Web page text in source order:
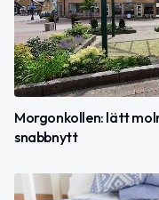
Morgonkollen: lätt
snabbnytt